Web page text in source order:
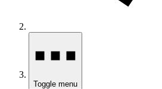
Toggle menu